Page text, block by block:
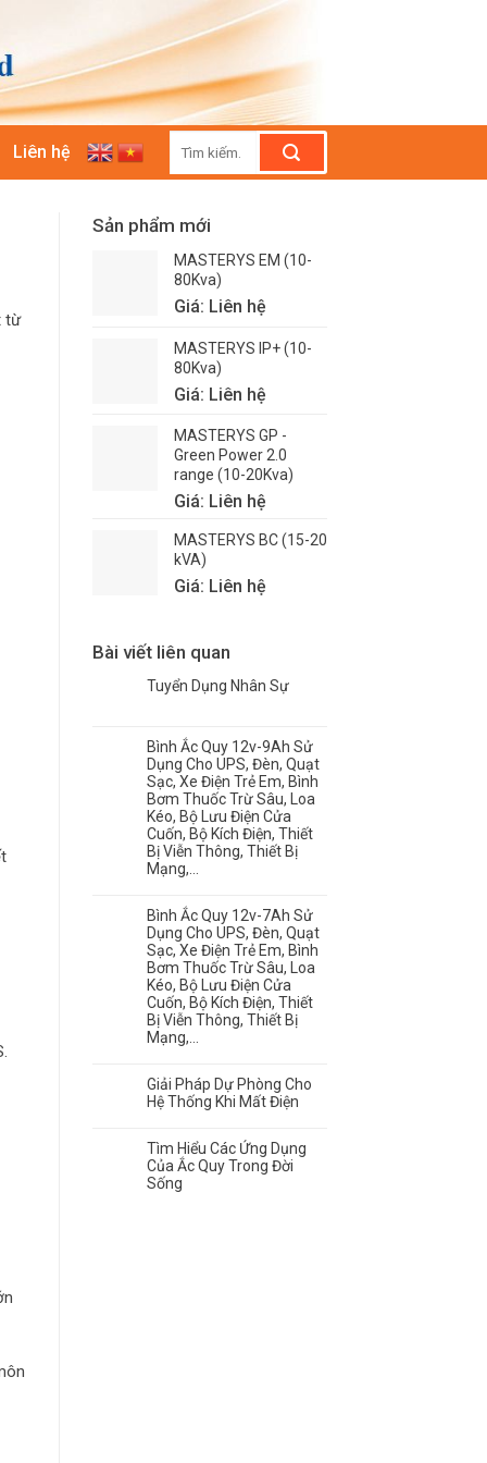
Liên hệ
kiếm:
từ
Sản phẩm mới
MASTERYS EM (10-
80Kva)
Giá: Liên hệ
MASTERYS IP+ (10-
80Kva)
Giá: Liên hệ
MASTERYS GP -
Green Power 2.0
range (10-20Kva)
Giá: Liên hệ
MASTERYS BC (15-20
kVA)
Giá: Liên hệ
Bài viết liên quan
Tuyển Dụng Nhân Sự
Bình Ắc Quy 12v-9Ah Sử
Dụng Cho UPS, Đèn, Quạt
Sạc, Xe Điện Trẻ Em, Bình
Bơm Thuốc Trừ Sâu, Loa
Kéo, Bộ Lưu Điện Cửa
Cuốn, Bộ Kích Điện, Thiết
Bị Viễn Thông, Thiết Bị
Mạng,…
Bình Ắc Quy 12v-7Ah Sử
Dụng Cho UPS, Đèn, Quạt
Sạc, Xe Điện Trẻ Em, Bình
Bơm Thuốc Trừ Sâu, Loa
Kéo, Bộ Lưu Điện Cửa
Cuốn, Bộ Kích Điện, Thiết
Bị Viễn Thông, Thiết Bị
Mạng,…
Giải Pháp Dự Phòng Cho
Hệ Thống Khi Mất Điện
Tìm Hiểu Các Ứng Dụng
Của Ắc Quy Trong Đời
Sống